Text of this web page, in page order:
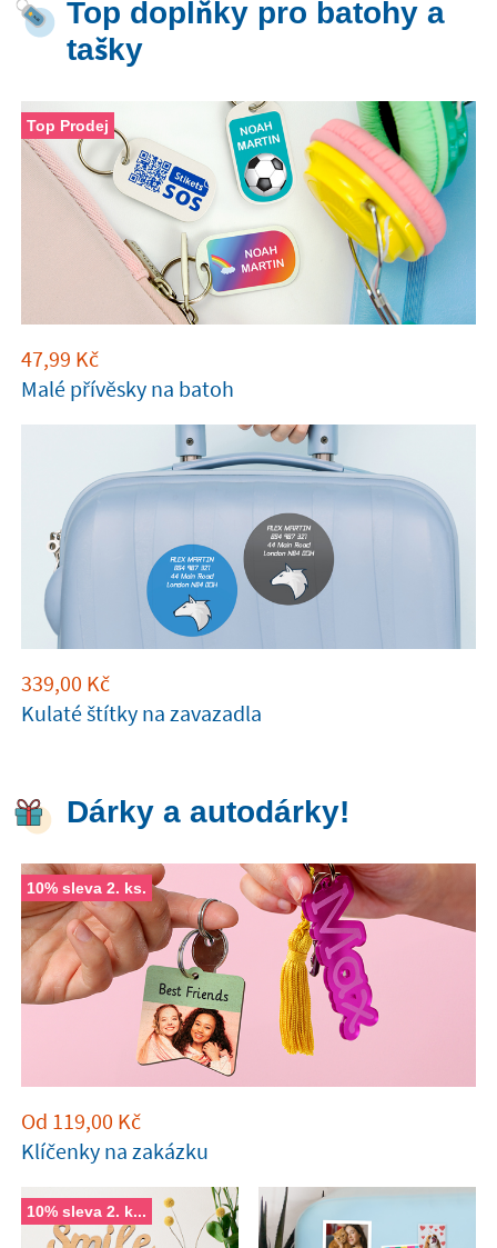
Top doplňky pro batohy a
tašky
Top Prodej
47,99 Kč
Malé přívěsky na batoh
339,00 Kč
Kulaté štítky na zavazadla
Dárky a autodárky!
10% sleva 2. ks.
Od 119,00 Kč
Klíčenky na zakázku
10% sleva 2. k...